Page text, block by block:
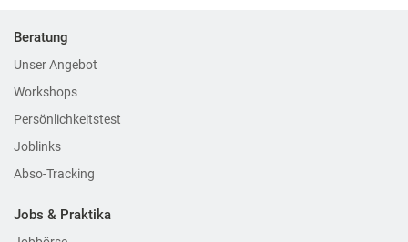
Beratung
Unser Angebot
Workshops
Persönlichkeitstest
Joblinks
Abso-Tracking
Jobs & Praktika